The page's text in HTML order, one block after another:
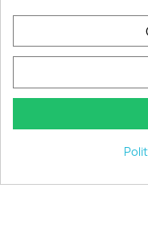
© 2026 -